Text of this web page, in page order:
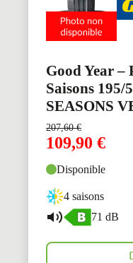
Good Year –
Saisons 195/
SEASONS
207,60€
109,90 €
Disponible
4 saisons
71 dB